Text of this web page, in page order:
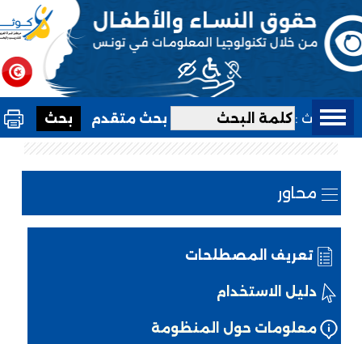
بحث : بحث متقدم
محاور
تعريف المصطلحات
دليل الاستخدام
معلومات حول المنظومة